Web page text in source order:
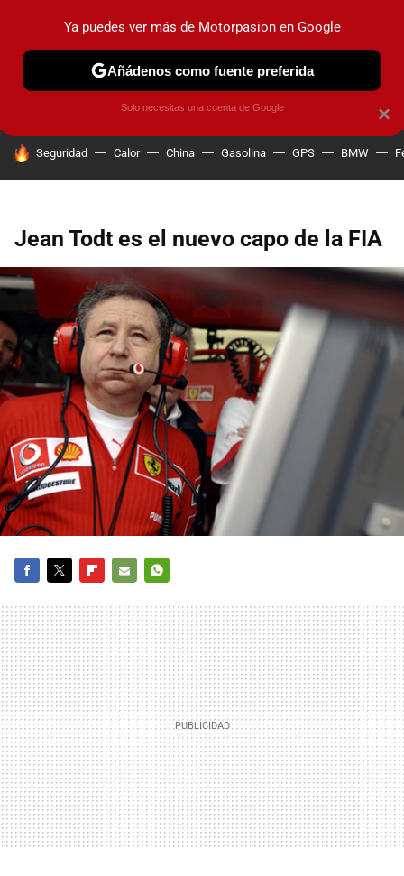
PRUEBAS COCHES ELÉCTRICOS OBSERVATORIO
HOY SE HABLA DE
Seguridad Calor China Gasolina GPS BMW
Jean Todt es el nuevo capo de la FIA
MAIL
×
Ya puedes ver más de Motorpasion en Google
Añádenos como fuente preferida
Solo necesitas una cuenta de Google